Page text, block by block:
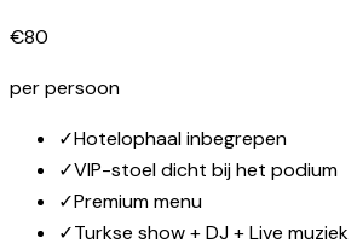
€80
per persoon
✓Hotelophaal inbegrepen
✓VIP-stoel dicht bij het podium
✓Premium menu
✓Turkse show + DJ + Live muziek